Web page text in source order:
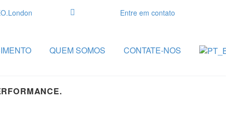
Entre em contato
QUEM SOMOS CONTATE-NOS